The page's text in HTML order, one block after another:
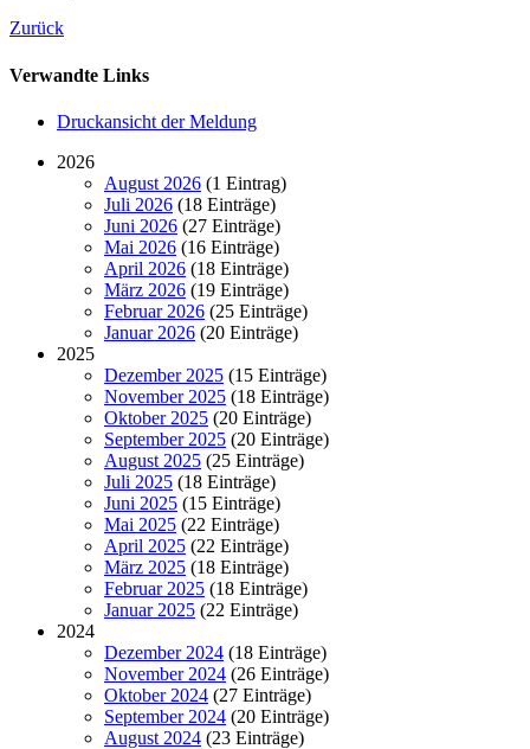
Zurück
Verwandte Links
Druckansicht der Meldung
2026
August 2026 (1 Eintrag)
Juli 2026 (18 Einträge)
Juni 2026 (27 Einträge)
Mai 2026 (16 Einträge)
April 2026 (18 Einträge)
März 2026 (19 Einträge)
Februar 2026 (25 Einträge)
Januar 2026 (20 Einträge)
2025
Dezember 2025 (15 Einträge)
November 2025 (18 Einträge)
Oktober 2025 (20 Einträge)
September 2025 (20 Einträge)
August 2025 (25 Einträge)
Juli 2025 (18 Einträge)
Juni 2025 (15 Einträge)
Mai 2025 (22 Einträge)
April 2025 (22 Einträge)
März 2025 (18 Einträge)
Februar 2025 (18 Einträge)
Januar 2025 (22 Einträge)
2024
Dezember 2024 (18 Einträge)
November 2024 (26 Einträge)
Oktober 2024 (27 Einträge)
September 2024 (20 Einträge)
August 2024 (23 Einträge)